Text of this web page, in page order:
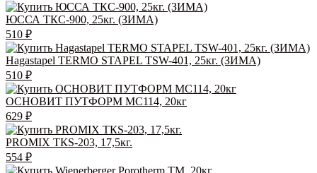
ЮССА ТКС-900, 25кг. (ЗИМА)
510 ₽
Hagastapel TERMO STAPEL TSW-401, 25кг. (ЗИМА)
510 ₽
ОСНОВИТ ПУТФОРМ MC114, 20кг
629 ₽
PROMIX ТКS-203, 17,5кг.
554 ₽